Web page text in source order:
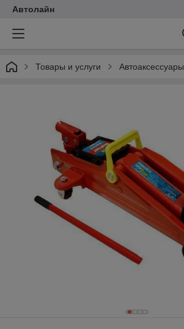
Автолайн
Товары и услуги Автоаксессуары